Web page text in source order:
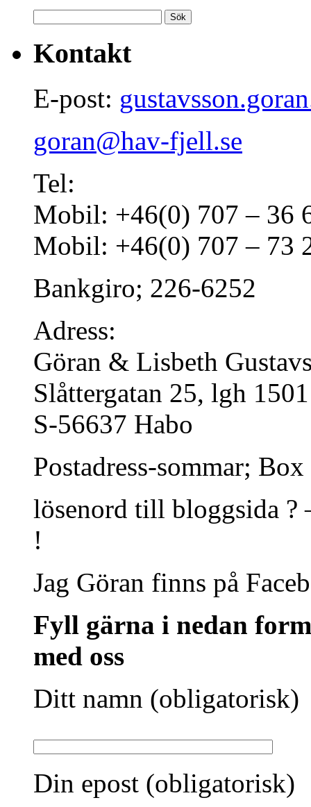
efter:
Kontakt
E-post:
goran@hav-fjell.se
Tel:
Mobil: +46(0) 707 – 36
Mobil: +46(0) 707 – 73
Bankgiro; 226-6252
Adress:
Göran & Lisbeth
Slåttergatan 25, lgh 1501
S-56637 Habo
Postadress-sommar;
lösenord till bloggsida ?
!
Jag Göran finns på
Fyll gärna i nedan
med oss
Ditt namn (obligatorisk)
Din epost (obligatorisk)